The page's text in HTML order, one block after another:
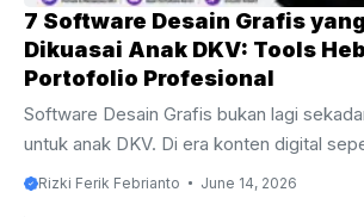
7 Software Desain Grafis
Dikuasai Anak DKV: Tools
Portofolio Profesional
Software Desain Grafis bukan lagi
untuk anak DKV. Di era konten digital
software adalah “meja kerja” utama
Rizki Ferik Febrianto June 14, 2026